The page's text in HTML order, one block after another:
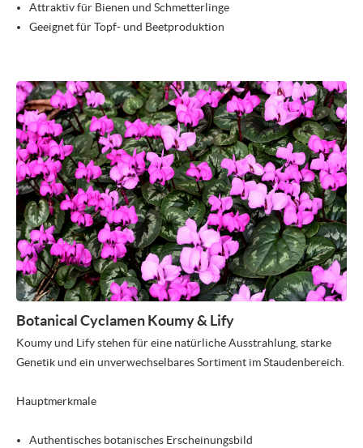
Attraktiv für Bienen und Schmetterlinge
Geeignet für Topf- und Beetproduktion
Botanical Cyclamen Koumy & Lify
Koumy und Lify stehen für eine natürliche Ausstrahlung, starke
Genetik und ein unverwechselbares Sortiment im Staudenbereich.
Hauptmerkmale
Authentisches botanisches Erscheinungsbild